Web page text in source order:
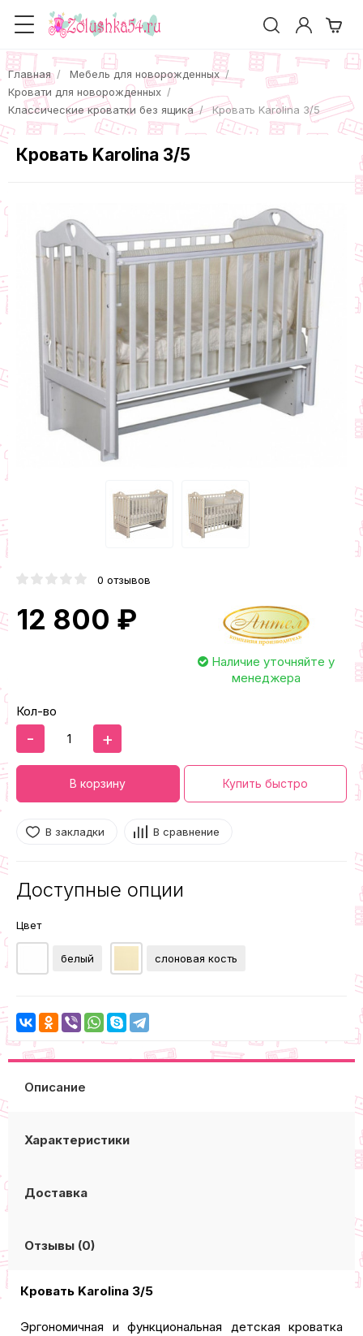
Главная
Мебель для новорожденных
Кровати для новорожденных
Классические кроватки без ящика
Кровать Karolina 3/5
Кровать Karolina 3/5
0 отзывов
12 800 ₽
Наличие уточняйте у
менеджера
Кол-во
- +
В корзину Купить быстро
В закладки В сравнение
Доступные опции
Цвет
белый слоновая кость
Описание
Характеристики
Доставка
Отзывы (0)
Кровать Karolina 3/5
Эргономичная и функциональная детская кроватка